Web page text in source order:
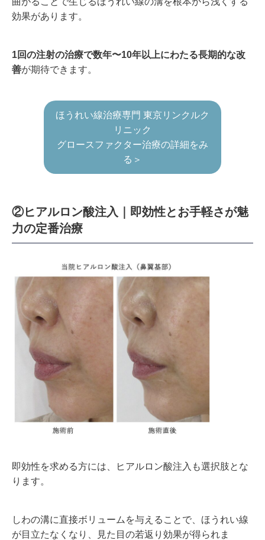
効果があります。
1回の注射の治療で数年〜10年以上にわたる長期的な改
善が期待できます。
ほうれい線治療専門 東京リンクルク
リニック
グロースファクター治療の詳細をみ
る＞
②ヒアルロン酸注入｜即効性とお手軽さが魅
力の定番治療
即効性を求める方には、ヒアルロン酸注入も選択肢とな
ります。
しわの溝に直接ボリュームを与えることで、ほうれい線
が目立たなくなり、見た目の若返り効果が得られま